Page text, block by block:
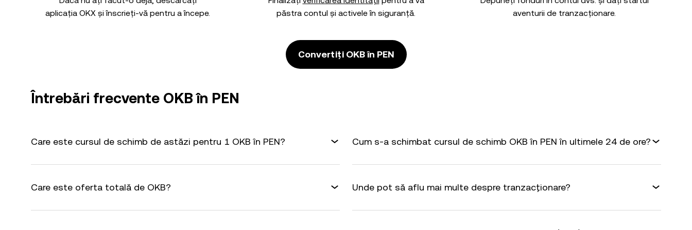
aplicația OKX și înscrieți-vă pentru a începe.
păstra contul și activele în siguranță.
aventurii de tranzacționare.
Convertiți OKB în PEN
Întrebări frecvente OKB în PEN
Care este cursul de schimb de astăzi pentru 1 OKB în PEN? Cum s-a schimbat cursul de schimb OKB în PEN în ultimele 24 de ore?
Care este oferta totală de OKB? Unde pot să aflu mai multe despre tranzacționare?